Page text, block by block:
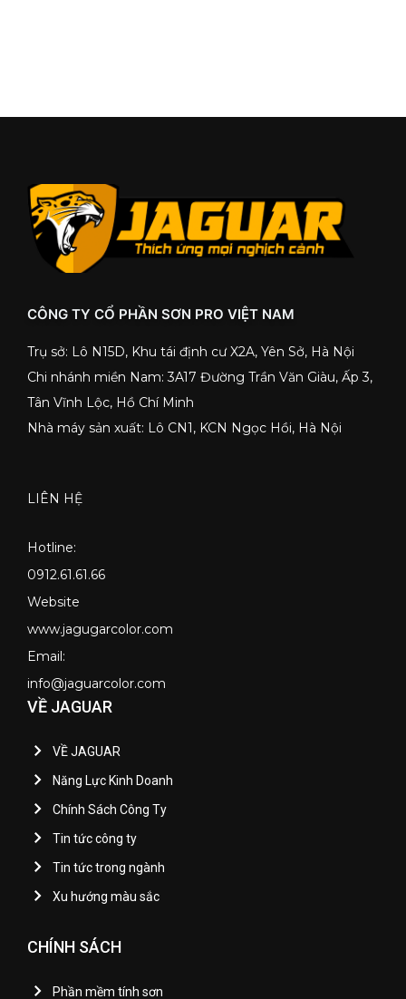
CÔNG TY CỔ PHẦN SƠN PRO VIỆT NAM
Trụ sở: Lô N15D, Khu tái định cư X2A, Yên Sở, Hà Nội
Chi nhánh miền Nam: 3A17 Đường Trần Văn Giàu, Ấp 3,
Tân Vĩnh Lộc, Hồ Chí Minh
Nhà máy sản xuất: Lô CN1, KCN Ngọc Hồi, Hà Nội
LIÊN HỆ
Hotline:
0912.61.61.66
Website
www.jagugarcolor.com
Email:
info@jaguarcolor.com
VỀ JAGUAR
VỀ JAGUAR
Năng Lực Kinh Doanh
Chính Sách Công Ty
Tin tức công ty
Tin tức trong ngành
Xu hướng màu sắc
CHÍNH SÁCH
Phần mềm tính sơn